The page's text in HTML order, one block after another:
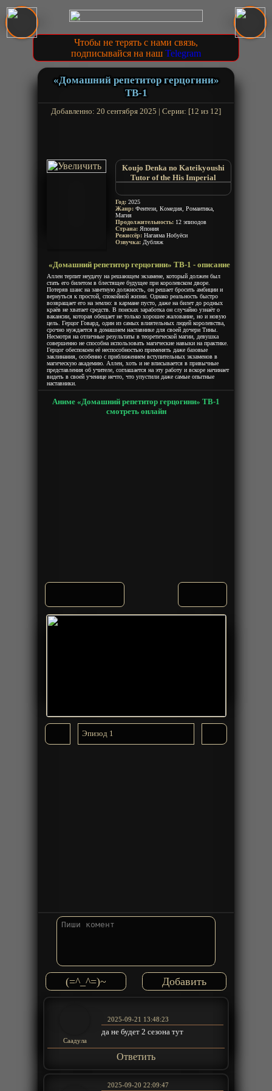
Чтобы не терять с нами связь,
подписывайся на наш Telegram
«Домашний репетитор герцогини»
ТВ-1
Добавленно: 20 сентября 2025 | Серии: [12 из 12]
Koujo Denka no Kateikyoushi
Tutor of the His Imperial
Private Tutor to the Dukes
Daughter
Год: 2025
Жанр: Фентези, Комедия, Романтика,
Магия
Продолжительность: 12 эпизодов
Страна: Япония
Режиссёр: Нагаяма Нобуёси
Озвучка: Дубляж
«Домашний репетитор герцогини» ТВ-1 - описание
Аллен терпит неудачу на решающем экзамене, который должен был
стать его билетом в блестящее будущее при королевском дворе.
Потеряв шанс на заветную должность, он решает бросить амбиции и
вернуться к простой, спокойной жизни. Однако реальность быстро
возвращает его на землю: в кармане пусто, даже на билет до родных
краёв не хватает средств. В поисках заработка он случайно узнаёт о
вакансии, которая обещает не только хорошее жалование, но и новую
цель. Герцог Говард, один из самых влиятельных людей королевства,
срочно нуждается в домашнем наставнике для своей дочери Тины.
Несмотря на отличные результаты в теоретической магии, девушка
совершенно не способна использовать магические навыки на практике.
Герцог обеспокоен её неспособностью применять даже базовые
заклинания, особенно с приближением вступительных экзаменов в
магическую академию. Аллен, хоть и не вписывается в привычные
представления об учителе, соглашается на эту работу и вскоре начинает
видеть в своей ученице нечто, что упустили даже самые опытные
наставники.
Аниме «Домашний репетитор герцогини» ТВ-1
смотреть онлайн
(=^_^=)~
Саадула
2025-09-21 13:48:23
да не будет 2 сезона тут
Ответить
2025-09-20 22:09:47